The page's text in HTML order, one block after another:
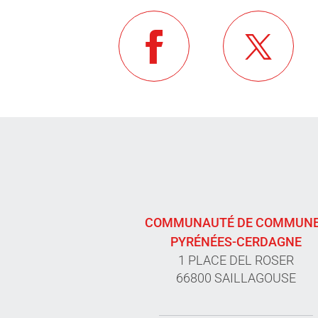
COMMUNAUTÉ DE
PYRÉNÉES-CERDAGNE
1 PLACE DEL ROSER
66800 SAILLAGOUSE